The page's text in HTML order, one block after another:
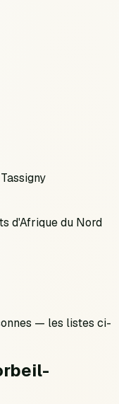
d'Afrique du Nord
— les listes ci-